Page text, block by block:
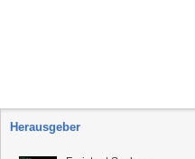
Herausgeber